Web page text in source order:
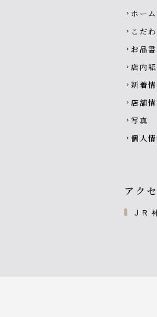
chevron_right ホーム
chevron_right こだ
chevron_right お品
chevron_right 店内
chevron_right 新着
chevron_right 店舗
chevron_right 写真
chevron_right 個人
アク
ＪＲ